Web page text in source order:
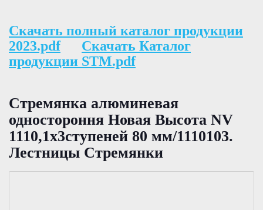
Скачать полный каталог продукции
2023.pdf
Скачать Каталог
продукции STM.pdf
Стремянка алюминевая
одностороння Новая Высота NV
1110,1х3ступеней 80 мм/1110103.
Лестницы Стремянки